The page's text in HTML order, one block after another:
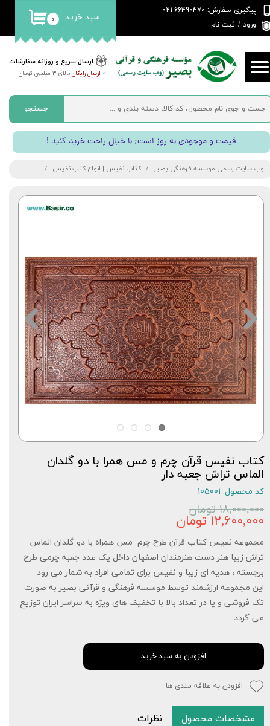
ارسال سریع و روزانه سفارشات
> ارسال رایگانبالای 3 میلیون تومان
پیگیری سفارش: 66490470-021
ورود / ثبت نام
حساب کاربری من
تغییر گذر واژه
سفارشات
خروج از حساب کاربری
۰ سبد خرید
جستجو
! قیمت و موجودی به روز است; با خیال راحت خرید کنید
وب سایت رسمی موسسه فرهنگی بصیر کتاب نفیس | انواع کتب نفیس
کتاب نفیس قرآن چرم و مس همرا با دو گلدان
الماس تراش جعبه دار
کد محصول: 105001
۱۸,۰۰۰,۰۰۰ تومان
۱۲,۶۰۰,۰۰۰ تومان
مجموعه نفیس کتاب قرآن طرح چرم مس همراه با دو گلدان الماس
تراش زیبا هنر دست هنرمندان اصفهان داخل یک عدد جعبه چرمی طرح
برجسته ، هدیه ای زیبا و نفیس برای تمامی افراد به شمار می رود.
این مجموعه ارزشمند توسط موسسه فرهنگی و قرآنی بصیر به صورت
تک فروشی و یا در تعداد بالا با تخفیف های ویژه به سراسر ایران توزیع
می گردد.
افزودن به سبد خرید
افزودن به علاقه مندی ها
مشخصات محصول نظرات